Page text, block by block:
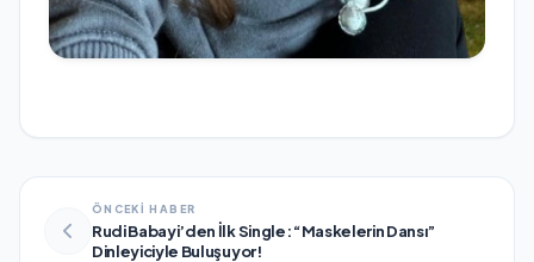
ÖNCEKİ HABER
Rudi Babayi’den İlk Single: “Maskelerin Dansı”
Dinleyiciyle Buluşuyor!